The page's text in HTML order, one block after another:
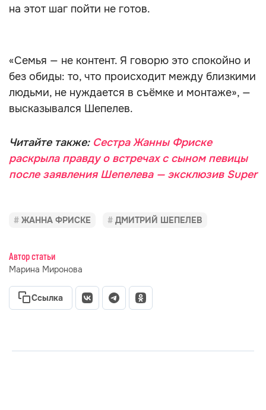
на этот шаг пойти не готов.
«Семья — не контент. Я говорю это спокойно и
без обиды: то, что происходит между близкими
людьми, не нуждается в съёмке и монтаже», —
высказывался Шепелев.
Читайте также: Сестра Жанны Фриске
раскрыла правду о встречах с сыном певицы
после заявления Шепелева — эксклюзив Super
ЖАННА ФРИСКЕ ДМИТРИЙ ШЕПЕЛЕВ
Автор статьи
Марина Миронова
Ссылка